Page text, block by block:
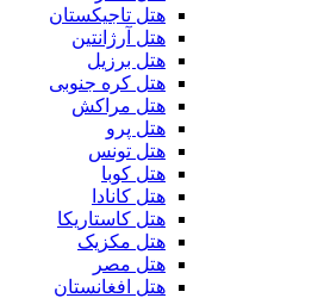
هتل تاجیکستان
هتل آرژانتین
هتل برزیل
هتل کره جنوبی
هتل مراکش
هتل پرو
هتل تونس
هتل کوبا
هتل کانادا
هتل کاستاریکا
هتل مکزیک
هتل مصر
هتل افغانستان